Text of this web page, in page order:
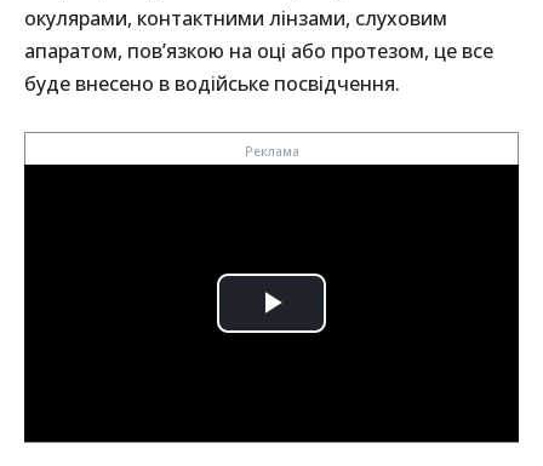
окулярами, контактними лінзами, слуховим
апаратом, пов’язкою на оці або протезом, це все
буде внесено в водійське посвідчення.